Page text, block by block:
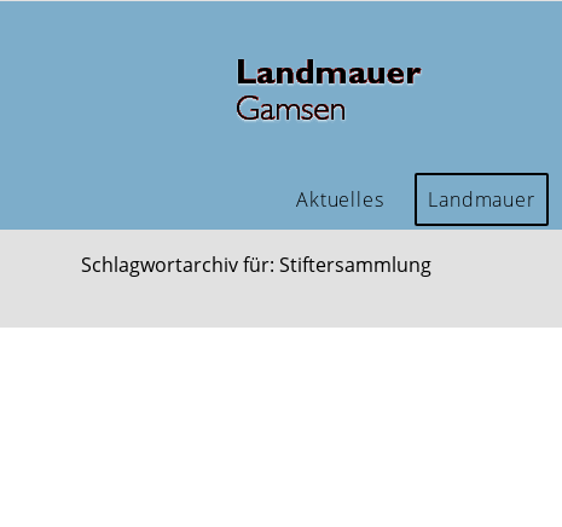
Aktuelles Landmauer
Schlagwortarchiv für: Stiftersammlung